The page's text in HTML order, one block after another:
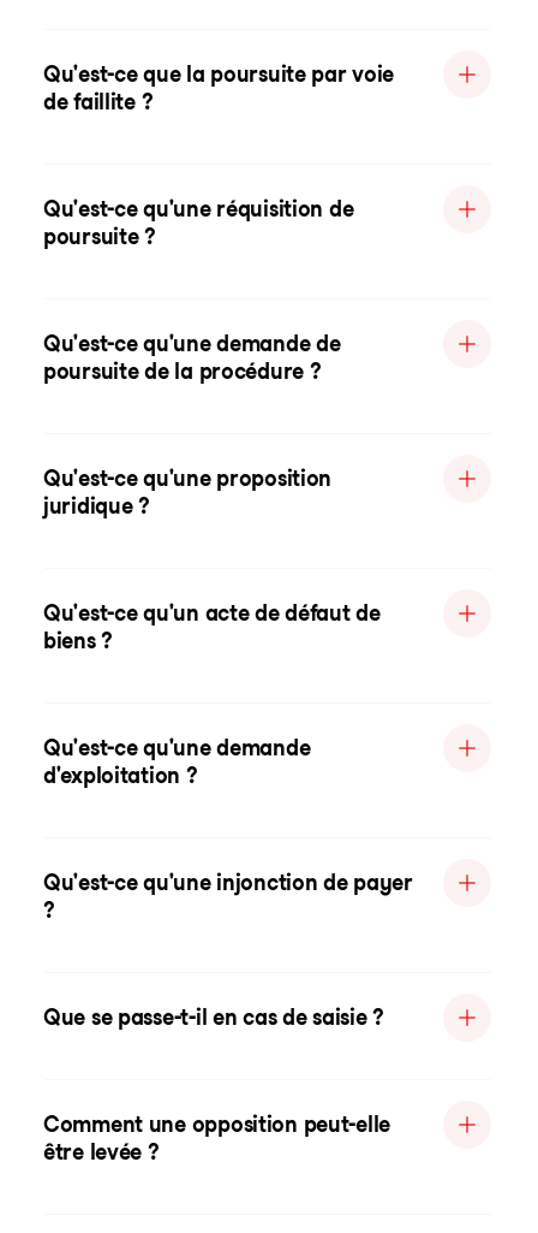
Qu'est-ce que la poursuite par voie
de faillite ?
Qu'est-ce qu'une réquisition de
poursuite ?
Qu'est-ce qu'une demande de
poursuite de la procédure ?
Qu'est-ce qu'une proposition
juridique ?
Qu'est-ce qu'un acte de défaut de
biens ?
Qu'est-ce qu'une demande
d'exploitation ?
Qu'est-ce qu'une injonction de payer
?
Que se passe-t-il en cas de saisie ?
Comment une opposition peut-elle
être levée ?